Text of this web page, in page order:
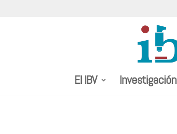
El IBV Investigación